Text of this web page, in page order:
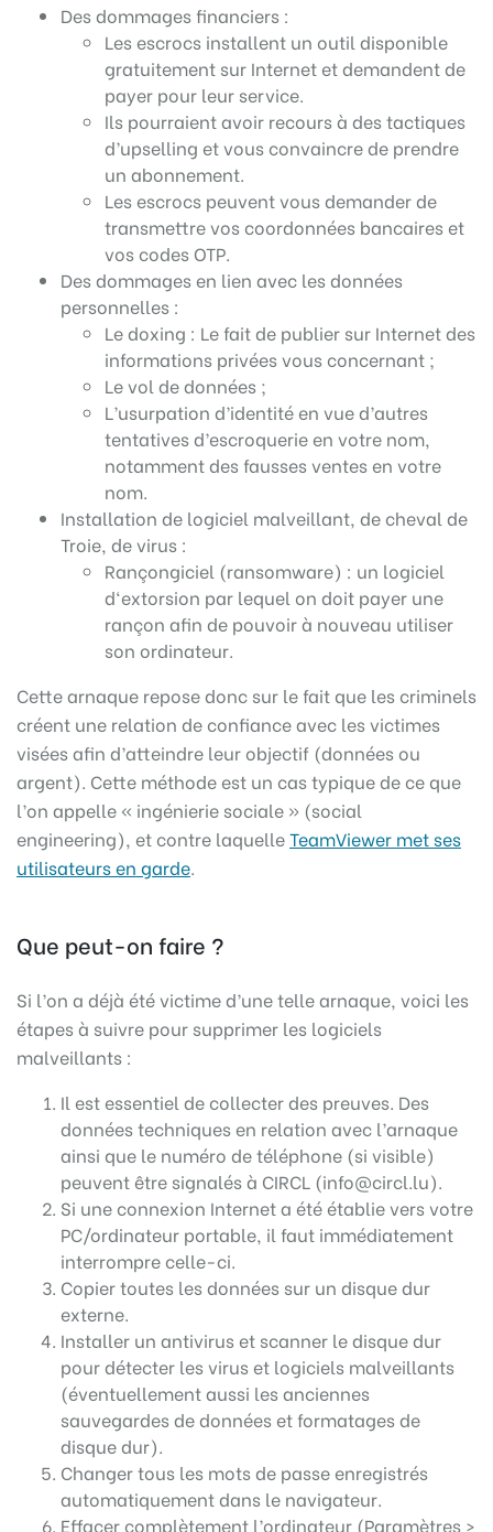
Des dommages financiers :
Les escrocs installent un outil disponible
gratuitement sur Internet et demandent de
payer pour leur service.
Ils pourraient avoir recours à des tactiques
d’upselling et vous convaincre de prendre
un abonnement.
Les escrocs peuvent vous demander de
transmettre vos coordonnées bancaires et
vos codes OTP.
Des dommages en lien avec les données
personnelles :
Le doxing : Le fait de publier sur Internet des
informations privées vous concernant ;
Le vol de données ;
L’usurpation d’identité en vue d’autres
tentatives d’escroquerie en votre nom,
notamment des fausses ventes en votre
nom.
Installation de logiciel malveillant, de cheval de
Troie, de virus :
Rançongiciel (ransomware) : un logiciel
d‘extorsion par lequel on doit payer une
rançon afin de pouvoir à nouveau utiliser
son ordinateur.
Cette arnaque repose donc sur le fait que les criminels
créent une relation de confiance avec les victimes
visées afin d’atteindre leur objectif (données ou
argent). Cette méthode est un cas typique de ce que
l’on appelle « ingénierie sociale » (social
engineering), et contre laquelleTeamViewer met ses
utilisateurs en garde
Que peut-on faire ?
Si l’on a déjà été victime d’une telle arnaque, voici les
étapes à suivre pour supprimer les logiciels
malveillants :
Il est essentiel de collecter des preuves. Des
données techniques en relation avec l’arnaque
ainsi que le numéro de téléphone (si visible)
peuvent être signalés à CIRCL (info@circl.lu).
Si une connexion Internet a été établie vers votre
PC/ordinateur portable, il faut immédiatement
interrompre celle-ci.
Copier toutes les données sur un disque dur
externe.
Installer un antivirus et scanner le disque dur
pour détecter les virus et logiciels malveillants
(éventuellement aussi les anciennes
sauvegardes de données et formatages de
disque dur).
Changer tous les mots de passe enregistrés
automatiquement dans le navigateur.
Effacer complètement l’ordinateur (Paramètres >